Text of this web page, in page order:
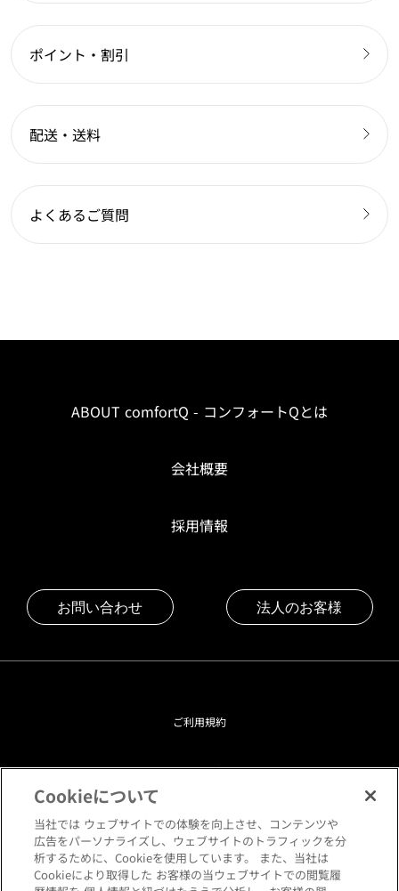
ポイント・割引
配送・送料
よくあるご質問
ABOUT comfortQ - コンフォートQとは
会社概要
採用情報
お問い合わせ 法人のお客様
ご利用規約
プライバシーポリシー
クッキーポリシー
閲覧環境について
Cookieについて
当社では ウェブサイトでの体験を向上させ、コンテンツや
広告をパーソナライズし、ウェブサイトのトラフィックを分
析するために、Cookieを使用しています。 また、当社は
Cookieにより取得した お客様の当ウェブサイトでの閲覧履